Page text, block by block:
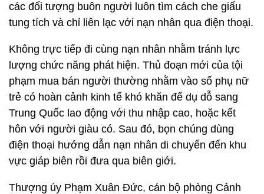
các đối tượng buôn người luôn tìm cách che giấu
tung tích và chỉ liên lạc với nạn nhân qua điện thoại.
Không trực tiếp đi cùng nạn nhân nhằm tránh lực
lượng chức năng phát hiện. Thủ đoạn mới của tội
phạm mua bán người thường nhằm vào số phụ nữ
trẻ có hoàn cảnh kinh tế khó khăn để dụ dỗ sang
Trung Quốc lao động với thu nhập cao, hoặc kết
hôn với người giàu có. Sau đó, bọn chúng dùng
điện thoại hướng dẫn nạn nhân di chuyển đến khu
vực giáp biên rồi đưa qua biên giới.
Thượng úy Phạm Xuân Đức, cán bộ phòng Cảnh